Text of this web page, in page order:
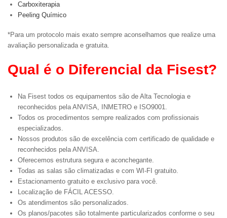
Carboxiterapia
Peeling Químico
*Para um protocolo mais exato sempre aconselhamos que realize uma
avaliação personalizada e gratuita.
Qual é o Diferencial da Fisest?
Na Fisest todos os equipamentos são de Alta Tecnologia e
reconhecidos pela ANVISA, INMETRO e ISO9001.
Todos os procedimentos sempre realizados com profissionais
especializados.
Nossos produtos são de excelência com certificado de qualidade e
reconhecidos pela ANVISA.
Oferecemos estrutura segura e aconchegante.
Todas as salas são climatizadas e com WI-FI gratuito.
Estacionamento gratuito e exclusivo para você.
Localização de FÁCIL ACESSO.
Os atendimentos são personalizados.
Os planos/pacotes são totalmente particularizados conforme o seu